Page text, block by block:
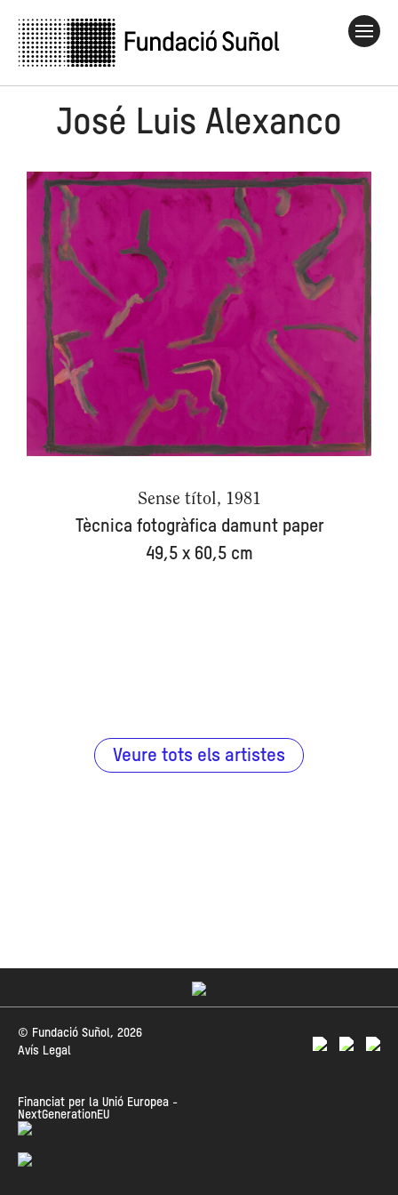
José Luis Alexanco
Sense títol, 1981
Tècnica fotogràfica damunt paper
49,5 x 60,5 cm
Veure tots els artistes
© Fundació Suñol, 2026
Avís Legal
Financiat per la Unió Europea -
NextGenerationEU